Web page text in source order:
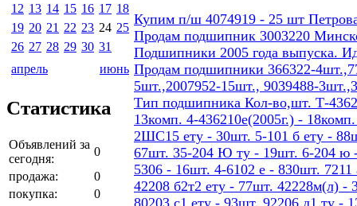
12 13 14 15 16 17 18
19 20 21 22 23 24 25
26 27 28 29 30 31
апрель
июнь
Статистика
Объявлений за
сегодня:
0
продажа:
0
покупка:
0
Купим п/ш 4074919 - 25 шт
Продам подшипник 3003220
Подшипники 2005 года выпуска.
Продам подшипники 366322-
5шт.,2007952-15шт., 9039488-
Тип подшипника Кол-во,шт. Т-
13комп. 4-436210е(2005г.) -
2ШС15 ету - 30шт. 5-101 б ету -
67шт. 35-204 Ю ту - 19шт. 6-204 ю
5306 - 16шт. 4-6102 е - 830шт.
42208 б2т2 ету - 77шт. 42228м(л)